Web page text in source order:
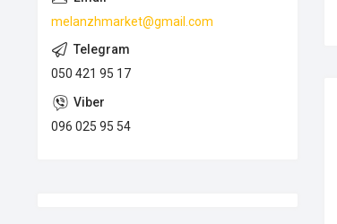
melanzhmarket@gmail.com
050 421 95 17
096 025 95 54